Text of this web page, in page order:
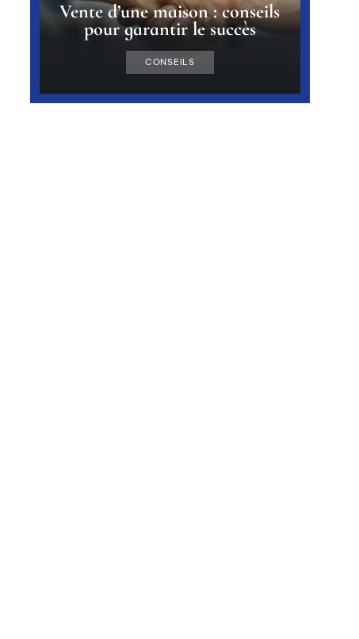
Vente d’une maison : conseils
pour garantir le succès
CONSEILS